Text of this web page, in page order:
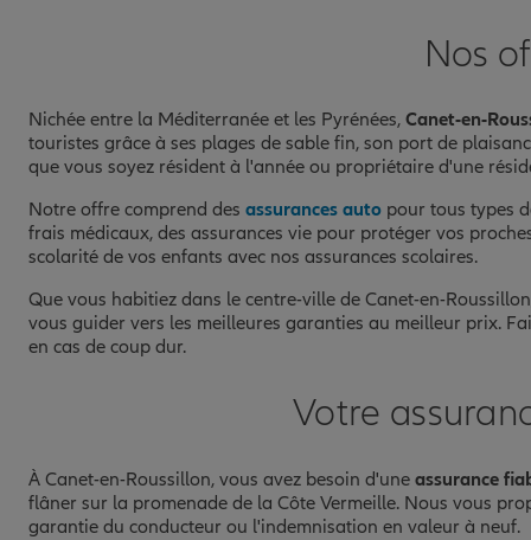
Voir
Nos
Nichée entre la Méditerranée et les Pyrénées, Canet-en-
touristes grâce à ses plages de sable fin, son port de
que vous soyez résident à l'année ou propriétaire d'une
Notre offre comprend des assurances auto pour tous types
frais médicaux, des assurances vie pour protéger vos
scolarité de vos enfants avec nos assurances scolaires.
Que vous habitiez dans le centre-ville de Canet-en-
vous guider vers les meilleures garanties au meilleur prix.
en cas de coup dur.
Votre
À Canet-en-Roussillon, vous avez besoin d'une assurance
flâner sur la promenade de la Côte Vermeille. Nous vous
garantie du conducteur ou l'indemnisation en valeur à neuf.